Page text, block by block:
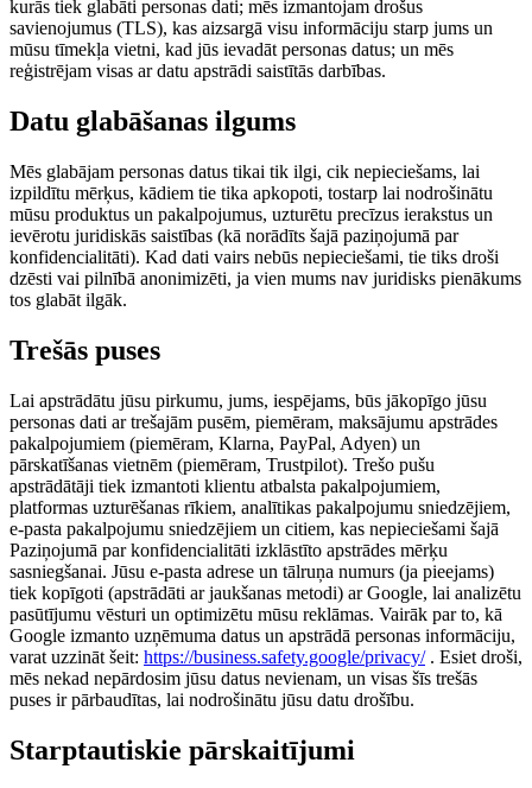
kurās tiek glabāti personas dati; mēs izmantojam drošus
savienojumus (TLS), kas aizsargā visu informāciju starp jums un
mūsu tīmekļa vietni, kad jūs ievadāt personas datus; un mēs
reģistrējam visas ar datu apstrādi saistītās darbības.
Datu glabāšanas ilgums
Mēs glabājam personas datus tikai tik ilgi, cik nepieciešams, lai
izpildītu mērķus, kādiem tie tika apkopoti, tostarp lai nodrošinātu
mūsu produktus un pakalpojumus, uzturētu precīzus ierakstus un
ievērotu juridiskās saistības (kā norādīts šajā paziņojumā par
konfidencialitāti). Kad dati vairs nebūs nepieciešami, tie tiks droši
dzēsti vai pilnībā anonimizēti, ja vien mums nav juridisks pienākums
tos glabāt ilgāk.
Trešās puses
Lai apstrādātu jūsu pirkumu, jums, iespējams, būs jākopīgo jūsu
personas dati ar trešajām pusēm, piemēram, maksājumu apstrādes
pakalpojumiem (piemēram, Klarna, PayPal, Adyen) un
pārskatīšanas vietnēm (piemēram, Trustpilot). Trešo pušu
apstrādātāji tiek izmantoti klientu atbalsta pakalpojumiem,
platformas uzturēšanas rīkiem, analītikas pakalpojumu sniedzējiem,
e-pasta pakalpojumu sniedzējiem un citiem, kas nepieciešami šajā
Paziņojumā par konfidencialitāti izklāstīto apstrādes mērķu
sasniegšanai. Jūsu e-pasta adrese un tālruņa numurs (ja pieejams)
tiek kopīgoti (apstrādāti ar jaukšanas metodi) ar Google, lai analizētu
pasūtījumu vēsturi un optimizētu mūsu reklāmas. Vairāk par to, kā
Google izmanto uzņēmuma datus un apstrādā personas informāciju,
varat uzzināt šeit: https://business.safety.google/privacy/. Esiet droši,
mēs nekad nepārdosim jūsu datus nevienam, un visas šīs trešās
puses ir pārbaudītas, lai nodrošinātu jūsu datu drošību.
Starptautiskie pārskaitījumi